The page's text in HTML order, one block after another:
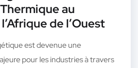
au
de l’Ouest
est devenue une
pour les industries à travers